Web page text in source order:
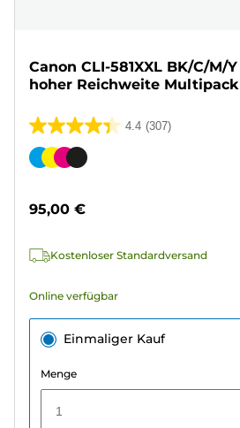
Canon CLI-581XXL BK/C/M/
hoher Reichweite Multipack
4.4 (307)
4.4
von
307
Farbpatrone
95,00 €
Kostenloser Standardversand
Online verfügbar
Einmaliger Kauf
Menge
1